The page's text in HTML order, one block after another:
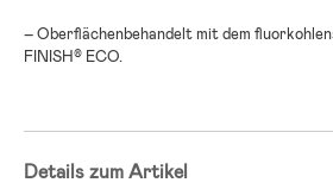
– Oberflächenbehandelt mit dem
FINISH® ECO.
Details zum Artikel